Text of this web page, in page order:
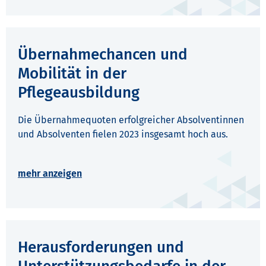
Übernahmechancen und
Mobilität in der
Pflegeausbildung
Die Übernahmequoten erfolgreicher Absolventinnen
und Absolventen fielen 2023 insgesamt hoch aus.
Herausforderungen und